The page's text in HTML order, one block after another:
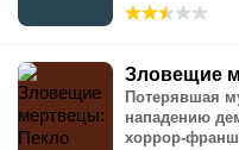
Зловещие
Потерявшая
нападению
хоррор-